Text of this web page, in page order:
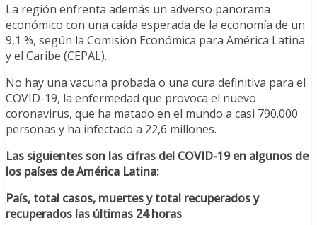
La región enfrenta además un adverso panorama
económico con una caída esperada de la economía de un
9,1 %, según la Comisión Económica para América Latina
y el Caribe (CEPAL).
No hay una vacuna probada o una cura definitiva para el
COVID-19, la enfermedad que provoca el nuevo
coronavirus, que ha matado en el mundo a casi 790.000
personas y ha infectado a 22,6 millones.
Las siguientes son las cifras del COVID-19 en algunos de
los países de América Latina:
País, total casos, muertes y total recuperados y
recuperados las últimas 24 horas